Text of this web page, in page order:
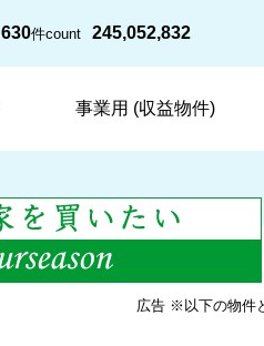
630件count 245,052,832
事業用 (収益物件)
広告 ※以下の物件